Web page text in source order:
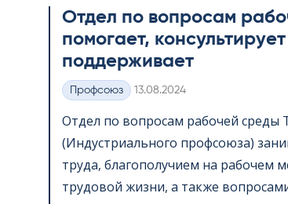
Отдел по вопросам
помогает,
поддерживает
Категории
Профсоюз Kirjoitettu
13.08.2024
Отдел по вопросам рабочей среды
(Индустриального профсоюза)
труда, благополучием на рабочем
трудовой жизни, а также